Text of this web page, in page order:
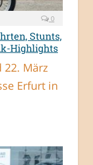
0
Stunts,
Highlights
22. März
Erfurt in